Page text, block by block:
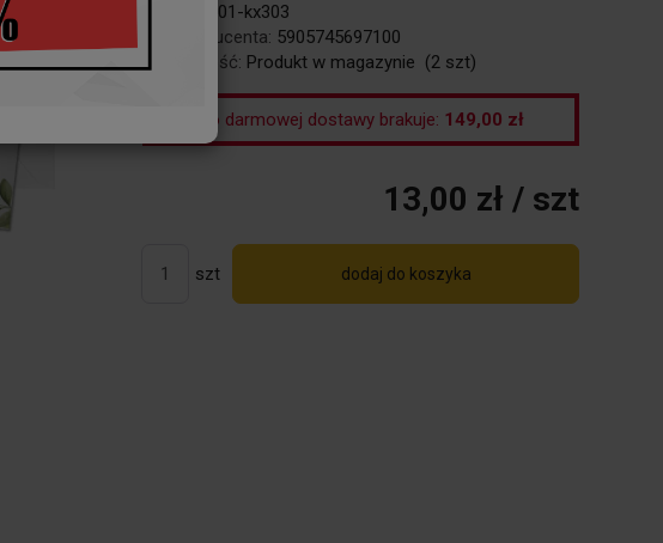
96-101-kx303
Kod producenta: 5905745697100
Dostępność: Produkt w magazynie (2 szt)
Do darmowej dostawy brakuje: 149,00 zł
13,00 zł / szt
szt dodaj do koszyka